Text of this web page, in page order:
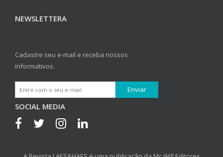
NEWSLETTERA
Cadastre seu e-mail e receba nossos
informativos.
SOCIAL MEDIA